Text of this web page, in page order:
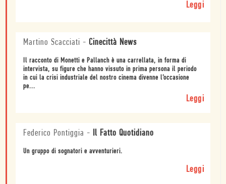
Leggi
Martino Scacciati - Cinecittà News
Il racconto di Monetti e Pallanch è una carrellata, in forma di
intervista, su figure che hanno vissuto in prima persona il periodo
in cui la crisi industriale del nostro cinema divenne l’occasione
pe...
Leggi
Federico Pontiggia - Il Fatto Quotidiano
Un gruppo di sognatori e avventurieri.
Leggi